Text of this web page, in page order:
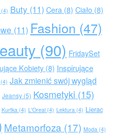
Buty(11) Cera(8) Ciało(8)
(11) Fashion (47)
(90) FridaySet
Kobiety(8) Inspirujące
Jak zmienić swój wygląd
Jeansy(5) Kosmetyki (15)
Kurtka(4) L'Oreal(4) Lektura(4) Lierac
Metamorfoza (17) Moda(4)